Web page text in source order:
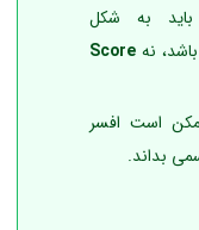
باید به شکل
باشد، نه Score
است افسر
بداند.